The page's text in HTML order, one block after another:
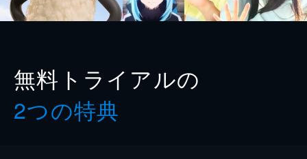
無料トライアルの
2つの特典